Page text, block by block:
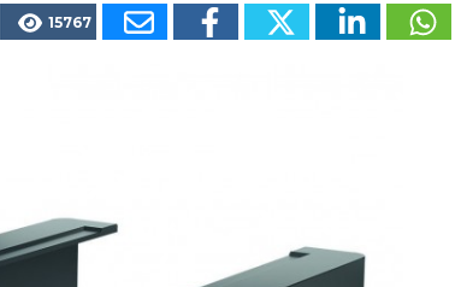
15767